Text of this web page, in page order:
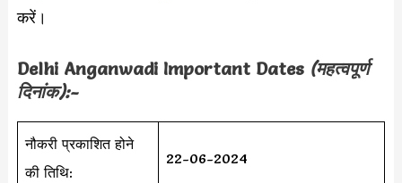
करें।
Delhi Anganwadi Important Dates (महत्वपूर्ण
दिनांक):-
नौकरी प्रकाशित होने
की तिथि:
22-06-2024